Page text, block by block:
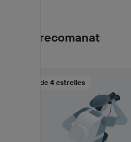
El més recomanat
Hotel de 4 estrelles